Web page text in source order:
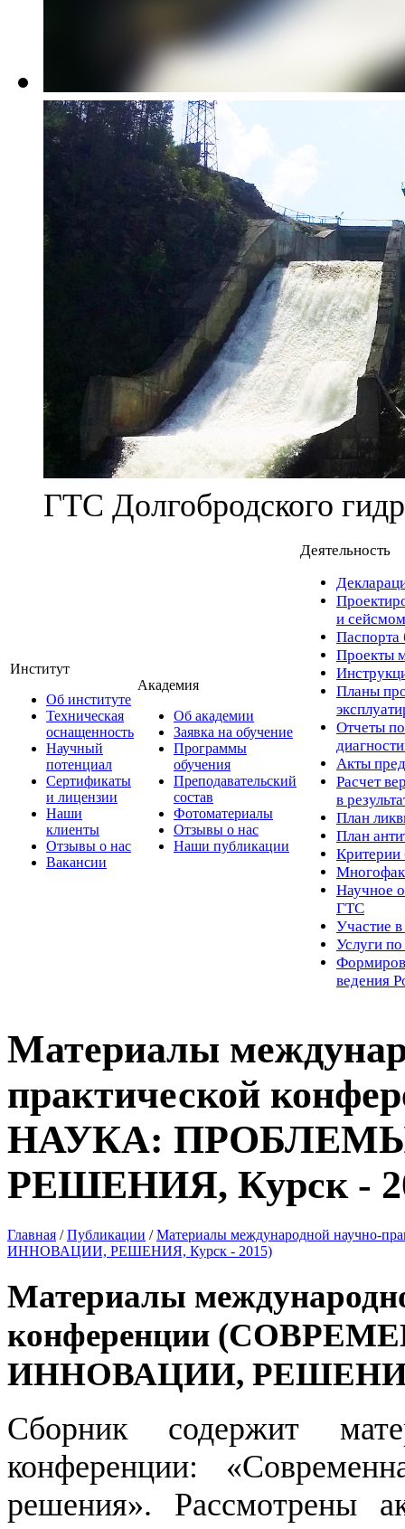
ГТС Долгобродского
Институт
Об институте
Техническая
оснащенность
Научный
потенциал
Сертификаты
и лицензии
Наши
клиенты
Отзывы о нас
Вакансии
Академия
Об академии
Заявка на обучение
Программы
обучения
Преподавательский
состав
Фотоматериалы
Отзывы о нас
Наши публикации
Деятельность
и
Паспорта
Проекты
Планы
Отчеты по
Акты
Расчет
в
План
План
Критерии
Научное
ГТС
Участие
Услуги
ведения
Материалы
практической
НАУКА:
РЕШЕНИЯ, Курск -
Главная / Публикации / Материалы международной
ИННОВАЦИИ, РЕШЕНИЯ, Курск - 2015)
Материалы
конференции
ИННОВАЦИИ, РЕШЕНИЯ,
Сборник содержит
конференции:
решения». Рассмотрены